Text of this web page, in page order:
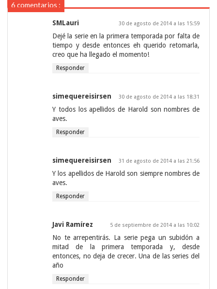
6 comentarios :
SMLauri 30 de agosto de 2014 a las 15:59
Dejé la serie en la primera temporada por falta de
tiempo y desde entonces eh querido retomarla,
creo que ha llegado el momento!
Responder
simequereisirsen 30 de agosto de 2014 a las 18:31
Y todos los apellidos de Harold son nombres de
aves.
Responder
simequereisirsen 31 de agosto de 2014 a las 21:56
Y los apellidos de Harold son siempre nombres de
aves.
Responder
Javi Ramírez 5 de septiembre de 2014 a las 10:02
No te arrepentirás. La serie pega un subidón a
mitad de la primera temporada y, desde
entonces, no deja de crecer. Una de las series del
año
Responder